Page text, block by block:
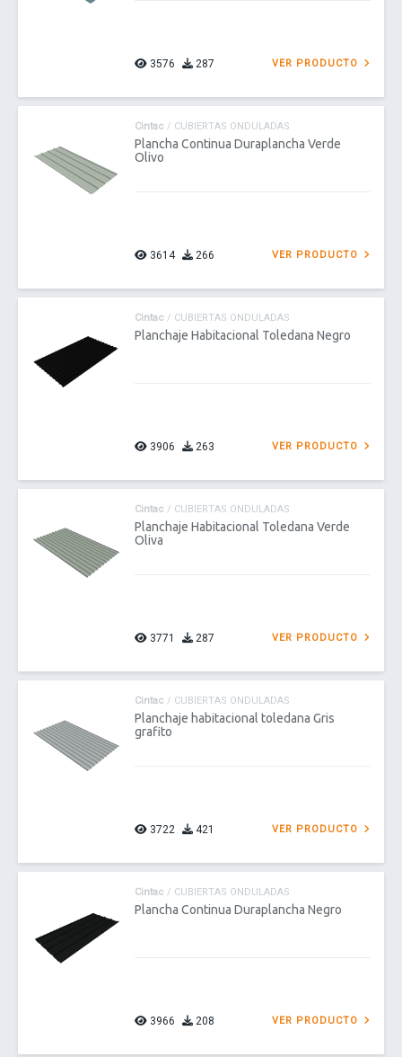
3576 287 VER PRODUCTO
Cintac / CUBIERTAS ONDULADAS
Plancha Continua Duraplancha Verde
Olivo
3614 266 VER PRODUCTO
Cintac / CUBIERTAS ONDULADAS
Planchaje Habitacional Toledana Negro
3906 263 VER PRODUCTO
Cintac / CUBIERTAS ONDULADAS
Planchaje Habitacional Toledana Verde
Oliva
3771 287 VER PRODUCTO
Cintac / CUBIERTAS ONDULADAS
Planchaje habitacional toledana Gris
grafito
3722 421 VER PRODUCTO
Cintac / CUBIERTAS ONDULADAS
Plancha Continua Duraplancha Negro
3966 208 VER PRODUCTO